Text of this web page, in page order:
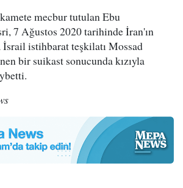
mecbur tutulan Ebu
7 Ağustos 2020 tarihinde İran'ın
istihbarat teşkilatı Mossad
bir suikast sonucunda kızıyla